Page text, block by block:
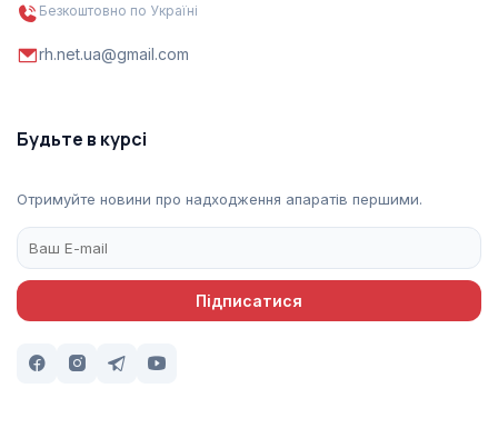
Безкоштовно по Україні
rh.net.ua@gmail.com
Будьте в курсі
Отримуйте новини про надходження апаратів першими.
Підписатися